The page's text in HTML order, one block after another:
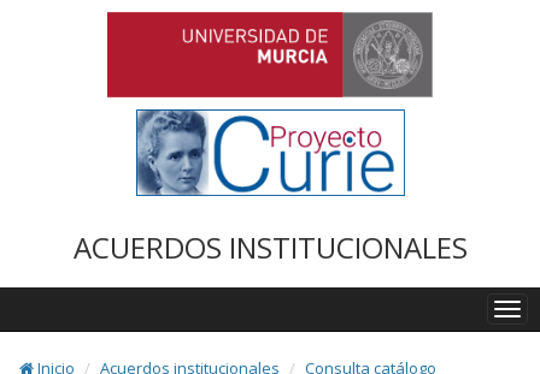
ACUERDOS INSTITUCIONALES
Inicio
Acuerdos institucionales Consulta catálogo